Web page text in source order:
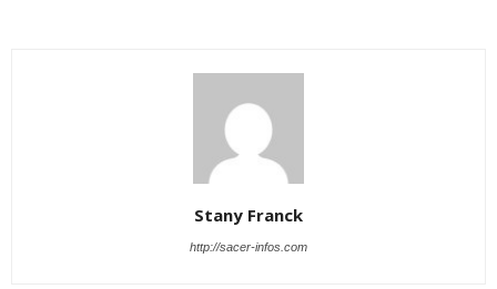
Stany Franck
http://sacer-infos.com